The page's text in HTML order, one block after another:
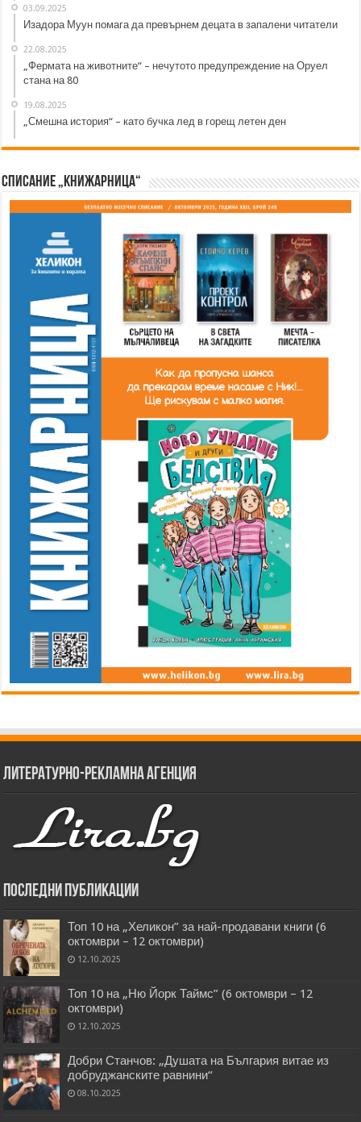
03.09.2025
Изадора Муун помага да превърнем децата в запалени читатели
22.08.2025
„Фермата на животните“ – нечутото предупреждение на Оруел
стана на 80
19.08.2025
„Смешна история“ – като бучка лед в горещ летен ден
Списание „Книжарница“
Литературно-рекламна агенция
Последни публикации
Топ 10 на „Хеликон” за най-продавани книги (6
октомври – 12 октомври)
12.10.2025
Топ 10 на „Ню Йорк Таймс” (6 октомври – 12
октомври)
12.10.2025
Добри Станчов: „Душата на България витае из
добруджанските равнини“
08.10.2025